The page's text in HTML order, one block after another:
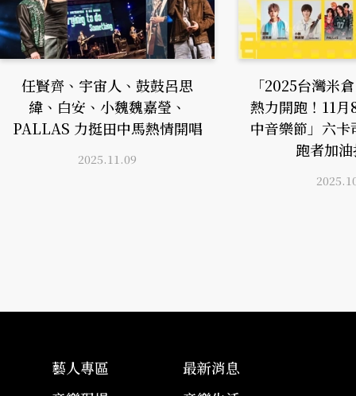
任賢齊、宇宙人、鼓鼓呂思
緯、白安、小魏魏嘉瑩、
PALLAS 力挺田中馬熱情開唱
2025.11.09
「2025台灣米
熱力開跑！11
中音樂節」六
跑者加
藝人專區
最新消息